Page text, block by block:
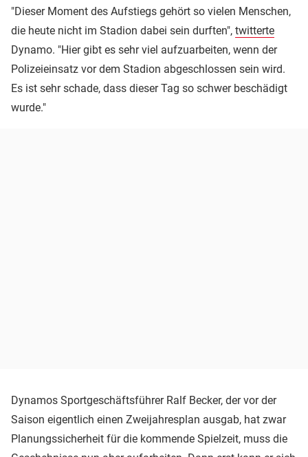
"Dieser Moment des Aufstiegs gehört so vielen Menschen,
die heute nicht im Stadion dabei sein durften", twitterte
Dynamo. "Hier gibt es sehr viel aufzuarbeiten, wenn der
Polizeieinsatz vor dem Stadion abgeschlossen sein wird.
Es ist sehr schade, dass dieser Tag so schwer beschädigt
wurde."
Dynamos Sportgeschäftsführer Ralf Becker, der vor der
Saison eigentlich einen Zweijahresplan ausgab, hat zwar
Planungssicherheit für die kommende Spielzeit, muss die